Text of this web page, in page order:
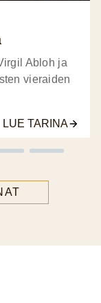
Abloh ja
vieraiden
LUE TARINA